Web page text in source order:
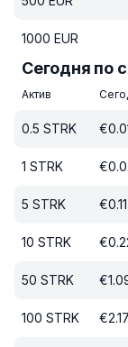
1000 EUR
Сегодня по
Актив
0.5 STRK €
1 STRK €
5 STRK €0.11
10 STRK €
50 STRK €
100 STRK €2.17